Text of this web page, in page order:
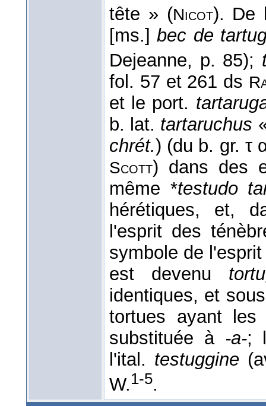
tête » (Nicot). De
[ms.]bec de
Dejeanne, p. 85);
fol. 57 et 261 ds
et le port.
b. lat. tartaruchus
chrét.) (du b. gr. τ
Scott) dans des
même *testudo
hérétiques, et,
l'esprit des
symbole de
est devenu
identiques, et
tortues ayant
substituée à -a-;
l'ital. testuggine
W.1-5.